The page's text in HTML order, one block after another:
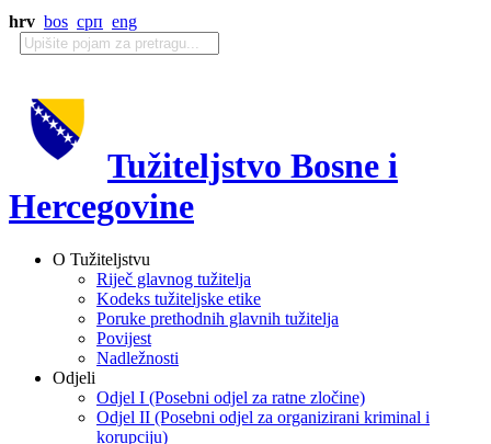
hrv bos срп eng
Tužiteljstvo Bosne i
Hercegovine
O Tužiteljstvu
Riječ glavnog tužitelja
Kodeks tužiteljske etike
Poruke prethodnih glavnih tužitelja
Povijest
Nadležnosti
Odjeli
Odjel I (Posebni odjel za ratne zločine)
Odjel II (Posebni odjel za organizirani kriminal i
korupciju)